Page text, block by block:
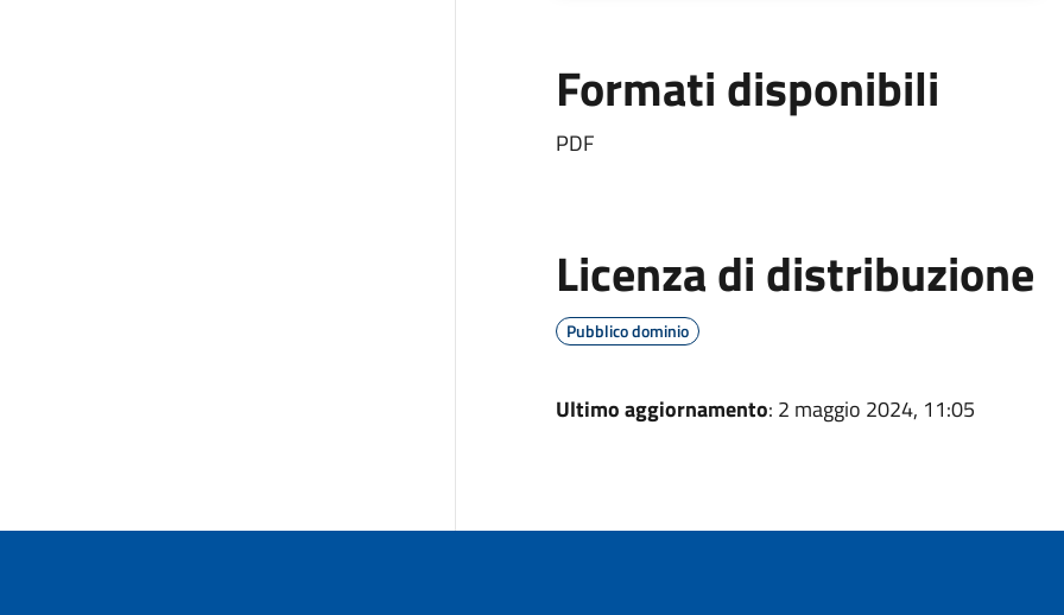
Formati disponibili
PDF
Licenza di distribuzione
Pubblico dominio
Ultimo aggiornamento: 2 maggio 2024, 11:05